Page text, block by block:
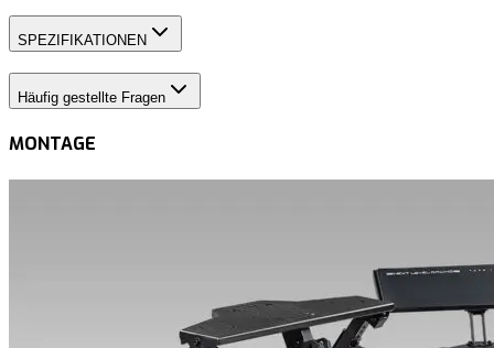
SPEZIFIKATIONEN
Häufig gestellte Fragen
MONTAGE